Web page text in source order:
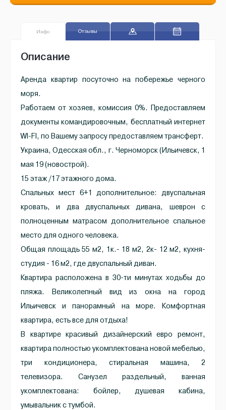
Инфо Отзывы
Описание
Аренда квартир посуточно на побережье черного
моря.
Работаем от хозяев, комиссия 0%. Предоставляем
документы командировочным, бесплатный интернет
WI-FI, по Вашему запросу предоставляем трансферт.
Украина, Одесская обл., г. Черноморск (Ильичевск, 1
мая 19 (новострой).
15 этаж /17 этажного дома.
Спальных мест 6+1 дополнительное: двуспальная
кровать, и два двуспальных дивана, шеврон с
полноценным матрасом дополнительное спальное
место для одного человека.
Общая площадь 55 м2, 1к.- 18 м2, 2к- 12 м2, кухня-
студия - 16 м2, где двуспальный диван.
Квартира расположена в 30-ти минутах ходьбы до
пляжа. Великолепный вид из окна на город
Ильичевск и панорамный на море. Комфортная
квартира, есть все для отдыха!
В квартире красивый дизайнерский евро ремонт,
квартира полностью укомплектована новой мебелью,
три кондиционера, стиральная машина, 2
телевизора. Санузел раздельный, ванная
укомплектована: бойлер, душевая кабина,
умывальник с тумбой.